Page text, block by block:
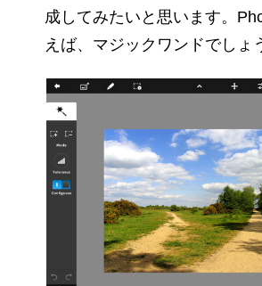
成してみたいと思います。
えば、マジックワンドでしょ